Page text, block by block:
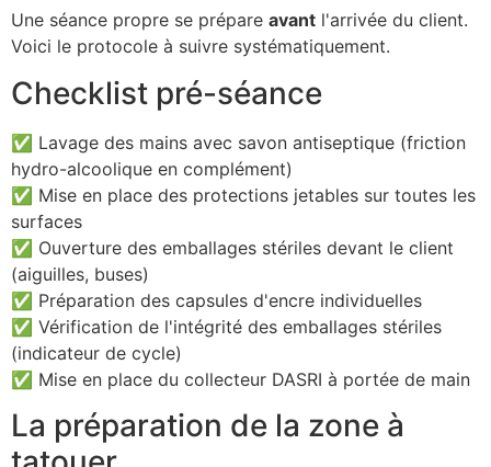
Une séance propre se prépare avant l'arrivée du client.
Voici le protocole à suivre systématiquement.
Checklist pré-séance
✅ Lavage des mains avec savon antiseptique (friction
hydro-alcoolique en complément)
✅ Mise en place des protections jetables sur toutes les
surfaces
✅ Ouverture des emballages stériles devant le client
(aiguilles, buses)
✅ Préparation des capsules d'encre individuelles
✅ Vérification de l'intégrité des emballages stériles
(indicateur de cycle)
✅ Mise en place du collecteur DASRI à portée de main
La préparation de la zone à